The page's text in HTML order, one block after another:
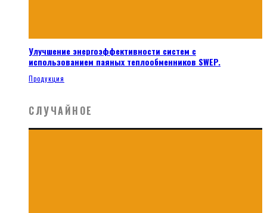
Улучшение энергоэффективности систем с
использованием паяных теплообменников SWEP.
Продукция
СЛУЧАЙНОЕ